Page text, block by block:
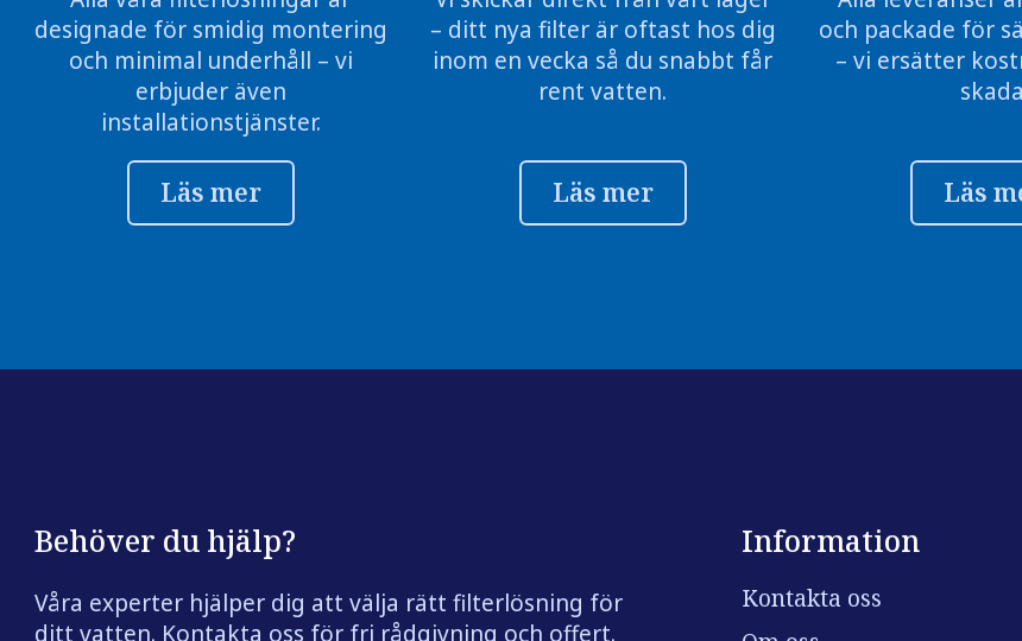
designade för smidig montering
och minimal underhåll – vi
erbjuder även
installationstjänster.
Läs mer
– ditt nya filter är oftast hos dig
inom en vecka så du snabbt får
rent vatten.
Läs mer
och packade för
– vi ersätter
Läs
Behöver du hjälp?
Våra experter hjälper dig att välja rätt filterlösning för
ditt vatten. Kontakta oss för fri rådgivning och offert.
Information
Kontakta oss